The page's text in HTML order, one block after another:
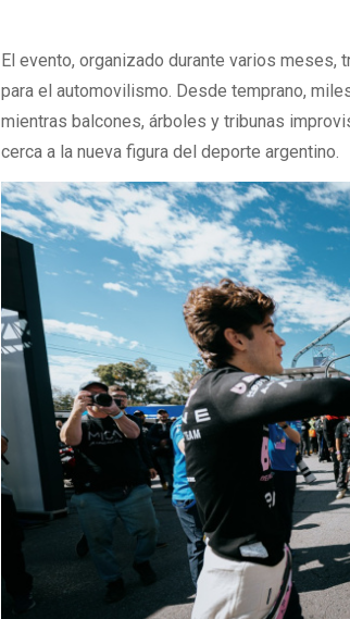
El evento, organizado durante varios
para el automovilismo. Desde temprano,
mientras balcones, árboles y tribunas
cerca a la nueva figura del deporte argentino.